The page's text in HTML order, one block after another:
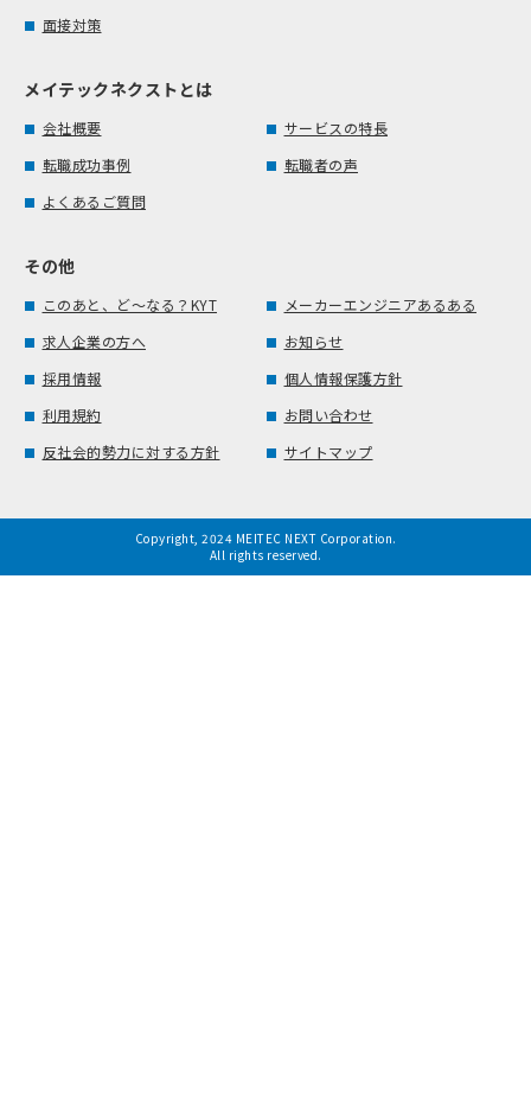
面接対策
メイテックネクストとは
会社概要
サービスの特長
転職成功事例
転職者の声
よくあるご質問
その他
このあと、ど～なる？KYT
メーカーエンジニアあるある
求人企業の方へ
お知らせ
採用情報
個人情報保護方針
利用規約
お問い合わせ
反社会的勢力に対する方針
サイトマップ
Copyright, 2024 MEITEC NEXT Corporation.
All rights reserved.